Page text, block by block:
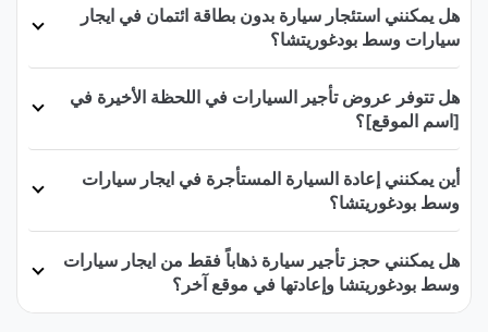
هل يمكنني استئجار سيارة بدون بطاقة ائتمان في ايجار
سيارات وسط بودغوريتشا؟
هل تتوفر عروض تأجير السيارات في اللحظة الأخيرة في
[اسم الموقع]؟
أين يمكنني إعادة السيارة المستأجرة في ايجار سيارات
وسط بودغوريتشا؟
هل يمكنني حجز تأجير سيارة ذهاباً فقط من ايجار سيارات
وسط بودغوريتشا وإعادتها في موقع آخر؟